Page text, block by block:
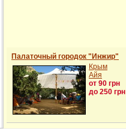
Палаточный городок "Инжир"
Крым
Айя
от 90 грн
до 250 грн